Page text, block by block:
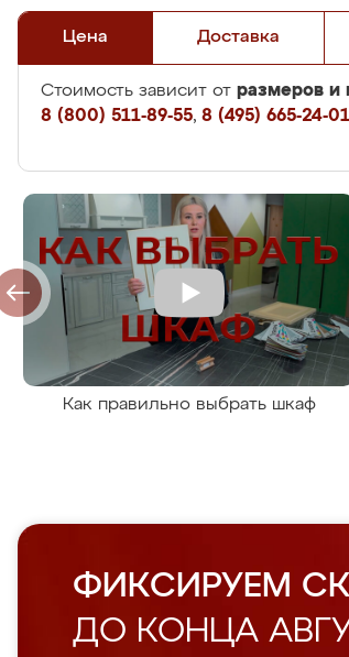
Цена Доставка
Стоимость зависит от размеров и
8 (800) 511-89-55, 8 (495) 665-24-01
Как правильно выбрать шкаф
ФИКСИРУЕМ
ДО КОНЦА